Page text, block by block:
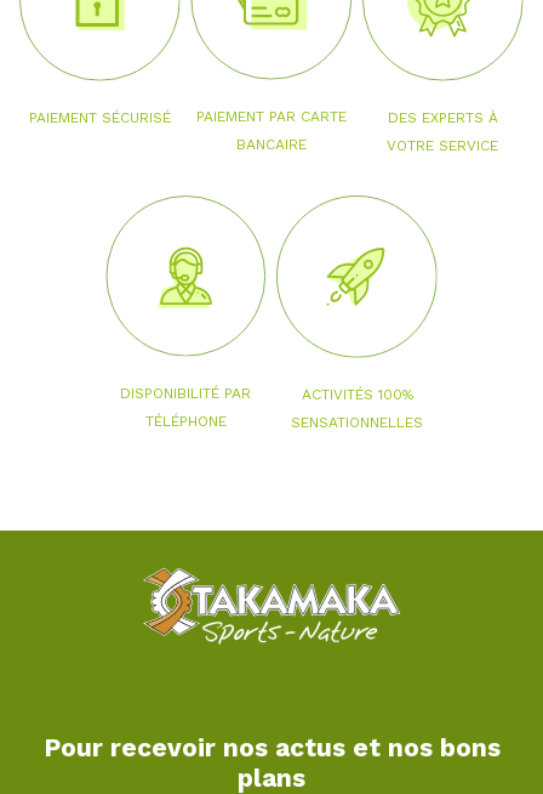
PAIEMENT SÉCURISÉ
PAIEMENT PAR CARTE
BANCAIRE
DES EXPERTS À
VOTRE SERVICE
DISPONIBILITÉ PAR
TÉLÉPHONE
ACTIVITÉS 100%
SENSATIONNELLES
Pour recevoir nos actus et nos bons
plans